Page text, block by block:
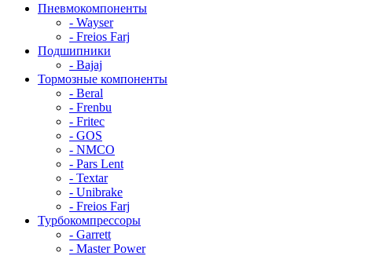
Пневмокомпоненты
- Wayser
- Freios Farj
Подшипники
- Bajaj
Тормозные компоненты
- Beral
- Frenbu
- Fritec
- GOS
- NMCO
- Pars Lent
- Textar
- Unibrake
- Freios Farj
Турбокомпрессоры
- Garrett
- Master Power